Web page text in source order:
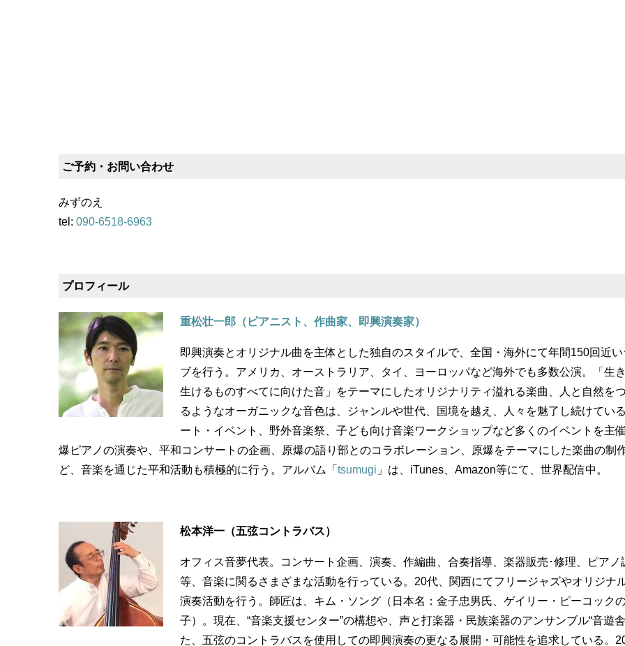
ご予約・お問い合わせ
みずのえ
tel: 090-6518-6963
プロフィール
重松壮一郎（ピアニスト、作曲家、即興演奏家）
即興演奏とオリジナル曲を主体とした独自のスタイルで、全国・海外にて年間150回近い
ブを行う。アメリカ、オーストラリア、タイ、ヨーロッパなど海外でも多数公演。「生
生けるものすべてに向けた音」をテーマにしたオリジナリティ溢れる楽曲、人と自然を
るようなオーガニックな音色は、ジャンルや世代、国境を越え、人々を魅了し続けてい
ート・イベント、野外音楽祭、子ども向け音楽ワークショップなど多くのイベントを主
爆ピアノの演奏や、平和コンサートの企画、原爆の語り部とのコラボレーション、原爆をテーマにした楽曲の制
ど、音楽を通じた平和活動も積極的に行う。アルバム「 tsumugi 」は、iTunes、Amazon等にて、世界配信中。
松本洋一（五弦コントラバス）
オフィス音夢代表。コンサート企画、演奏、作編曲、合奏指導、楽器販売･修理、ピアノ
等、音楽に関るさまざまな活動を行っている。20代、関西にてフリージャズやオリジナ
演奏活動を行う。師匠は、キム・ソング（日本名：金子忠男氏、ゲイリー・ピーコック
子）。現在、“音楽支援センター”の構想や、声と打楽器・民族楽器のアンサンブル“音遊舎
た、五弦のコントラバスを使用しての即興演奏の更なる展開・可能性を追求している。